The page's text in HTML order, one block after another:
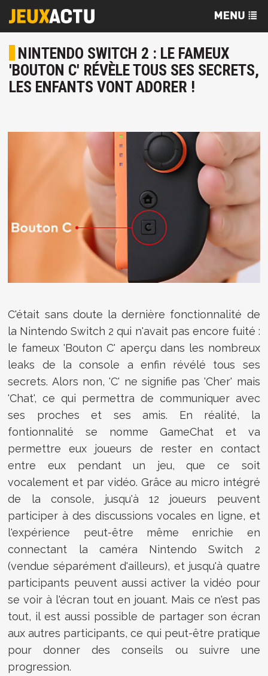
NINTENDO SWITCH 2 : LE FAMEUX
'BOUTON C' RÉVÈLE TOUS SES SECRETS,
LES ENFANTS VONT ADORER !
C'était sans doute la dernière fonctionnalité de
la Nintendo Switch 2 qui n'avait pas encore fuité :
le fameux 'Bouton C' aperçu dans les nombreux
leaks de la console a enfin révélé tous ses
secrets. Alors non, 'C' ne signifie pas 'Cher' mais
'Chat', ce qui permettra de communiquer avec
ses proches et ses amis. En réalité, la
fontionnalité se nomme GameChat et va
permettre eux joueurs de rester en contact
entre eux pendant un jeu, que ce soit
vocalement et par vidéo. Grâce au micro intégré
de la console, jusqu'à 12 joueurs peuvent
participer à des discussions vocales en ligne, et
l'expérience peut-être même enrichie en
connectant la caméra Nintendo Switch 2
(vendue séparément d'ailleurs), et jusqu'à quatre
participants peuvent aussi activer la vidéo pour
se voir à l'écran tout en jouant. Mais ce n'est pas
tout, il est aussi possible de partager son écran
aux autres participants, ce qui peut-être pratique
pour donner des conseils ou suivre une
progression.